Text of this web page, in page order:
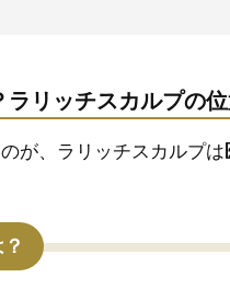
ラリッチスカルプの
が、ラリッチスカルプは